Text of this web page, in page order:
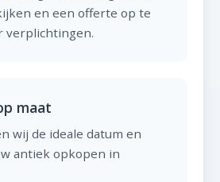
en een offerte op te
verplichtingen.
maat
wij de ideale datum en
antiek opkopen in